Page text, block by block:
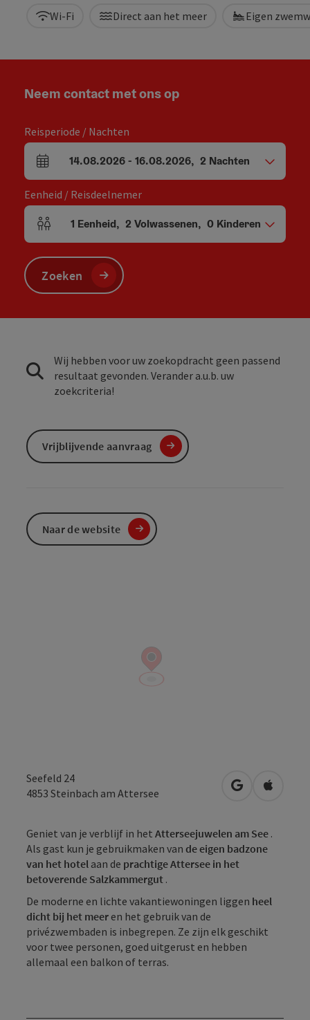
Wi-Fi Direct aan het meer Eigen
Seefeld 24
4853 Steinbach am Attersee Openen in
Geniet van je verblijf in het Atterseejuwelen am See .
Als gast kun je gebruikmaken van de eigen badzone
van het hotel aan de prachtige Attersee in het
betoverende Salzkammergut .
De moderne en lichte vakantiewoningen liggen heel
dicht bij het meer en het gebruik van de
privézwembaden is inbegrepen. Ze zijn elk geschikt
voor twee personen, goed uitgerust en hebben
allemaal een balkon of terras.
Neem contact met ons op
Reisperiode / Nachten
Velden voor aankomst en vertrek
14.08.2026- 16.08.2026, 2 Nachten
Eenheid / Reisdeelnemer
Aantal eenheden en persoonsvelden
1 Eenheid, 2 Volwassenen, 0 Kinderen
Zoeken
Wij hebben voor uw zoekopdracht geen passend
resultaat gevonden. Verander a.u.b. uw
zoekcriteria!
Vrijblijvende aanvraag
Naar de website